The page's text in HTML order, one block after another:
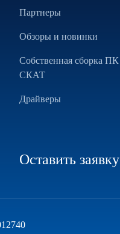
Партнеры
Обзоры и новинки
Собственная сборка ПК
СКАТ
Драйверы
Оставить заявку